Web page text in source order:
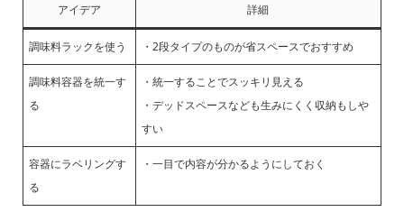
アイデア 詳細
調味料ラックを使う ・2段タイプのものが省スペースでおすすめ
調味料容器を統一す
る
・統一することでスッキリ見える
・デッドスペースなども生みにくく収納もしや
すい
容器にラベリングす
る
・一目で内容が分かるようにしておく